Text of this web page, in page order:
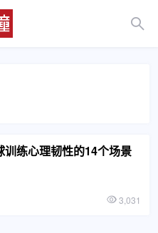
训练心理韧性的14个场景
3,031